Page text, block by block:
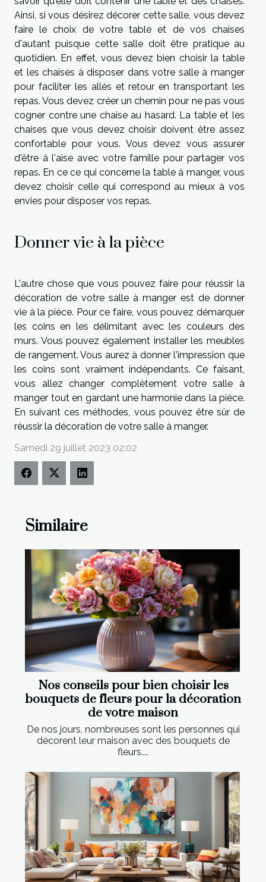
Ainsi, si vous désirez décorer cette salle, vous devez
faire le choix de votre table et de vos chaises
d'autant puisque cette salle doit être pratique au
quotidien. En effet, vous devez bien choisir la table
et les chaises à disposer dans votre salle à manger
pour faciliter les allés et retour en transportant les
repas. Vous devez créer un chemin pour ne pas vous
cogner contre une chaise au hasard. La table et les
chaises que vous devez choisir doivent être assez
confortable pour vous. Vous devez vous assurer
d'être à l'aise avec votre famille pour partager vos
repas. En ce ce qui concerne la table à manger, vous
devez choisir celle qui correspond au mieux à vos
envies pour disposer vos repas.
Donner vie à la pièce
L'autre chose que vous pouvez faire pour réussir la
décoration de votre salle à manger est de donner
vie à la pièce. Pour ce faire, vous pouvez démarquer
les coins en les délimitant avec les couleurs des
murs. Vous pouvez également installer les meubles
de rangement. Vous aurez à donner l'impression que
les coins sont vraiment indépendants. Ce faisant,
vous allez changer complètement votre salle à
manger tout en gardant une harmonie dans la pièce.
En suivant ces méthodes, vous pouvez être sûr de
réussir la décoration de votre salle à manger.
Samedi 29 juillet 2023 02:02
Similaire
Nos conseils pour bien choisir les
bouquets de fleurs pour la décoration
de votre maison
De nos jours, nombreuses sont les personnes qui
décorent leur maison avec des bouquets de
fleurs....